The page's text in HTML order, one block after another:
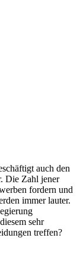
auch den
Die Zahl jener
fordern und
immer lauter.
sehr
treffen?